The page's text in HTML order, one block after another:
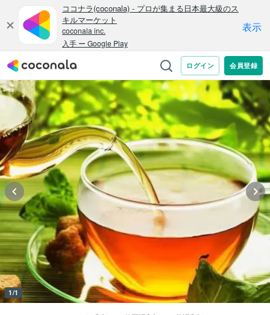
1/1